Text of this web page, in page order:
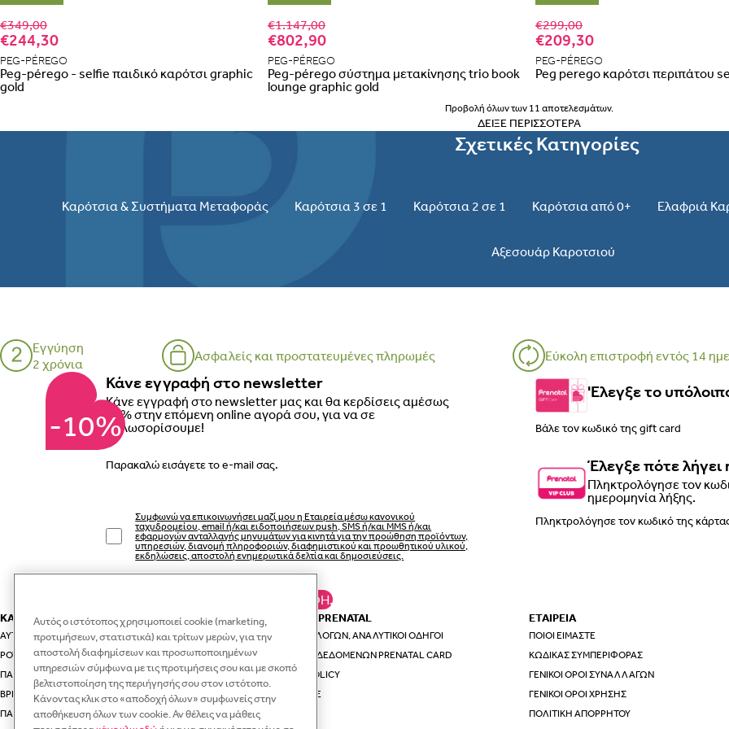
€349,00
€244,30
PEG-PÉREGO
Peg-pérego - selfie παιδικό καρότσι graphic
gold
€1.147,00
€802,90
PEG-PÉREGO
Peg-pérego σύστημα μετακίνησης trio book
lounge graphic gold
€299,00
€209,30
PEG-PÉREGO
Peg perego καρότσι περιπάτου
Προβολή όλων των 11 αποτελεσμάτων.
ΔΕΊΞΕ ΠΕΡΙΣΣΌΤΕΡΑ
Σχετικές Κατηγορίες
Καρότσια & Συστήματα Μεταφοράς Καρότσια 3 σε 1 Καρότσια 2 σε 1 Καρότσια από 0+ Ελαφριά
Αξεσουάρ Καροτσιού
Εγγύηση
2 χρόνια
Ασφαλείς και προστατευμένες πληρωμές Εύκολη επιστροφή εντός 14
-10%
Κάνε εγγραφή στο newsletter
Κάνε εγγραφή στο newsletter μας και θα κερδίσεις αμέσως
10% στην επόμενη online αγορά σου, για να σε
καλωσορίσουμε!
Email
Συμφωνώ να επικοινωνήσει μαζί μου η Εταιρεία μέσω κανονικού
ταχυδρομείου, email ή/και ειδοποιήσεων push, SMS ή/και MMS ή/και
εφαρμογών ανταλλαγής μηνυμάτων για κινητά για την προώθηση προϊόντων,
υπηρεσιών, διανομή πληροφοριών, διαφημιστικού και προωθητικού υλικού,
εκδηλώσεις, αποστολή ενημερωτικά δελτία και δημοσιεύσεις.
ΚΆΝΕ ΕΓΓΡΑΦΉ.
'Ελεγξε το
Έλεγξε πότε
Πληκτρολόγησε τον
ημερομηνία λήξης.
ΚΑΤΗΓΟΡΙΕΣ
ΑΥΤΟΚΊΝΗΤΟ & ΤΑΞΊΔΙ
ΡΟΎΧΑ ΚΑΙ ΑΞΕΣΟΥΆΡ ΓΙΑ ΤΗ ΜΑΜΆ
ΠΑΙΔΙΚΆ ΡΟΎΧΑ
ΒΡΕΦΙΚΆ ΡΟΎΧΑ
ΠΑΙΔΙΚΆ ΠΑΠΟΎΤΣΙΑ
ΕΣΥ ΚΑΙ Η PRENATAL
ΟΔΗΓΟΊ ΕΠΙΛΟΓΏΝ, ΑΝΑΛΥΤΙΚΟΊ ΟΔΗΓΟΊ
ΠΡΟΣΤΑΣΊΑ ΔΕΔΟΜΈΝΩΝ PRENATAL CARD
VIP CLUB POLICY
RECYCLE.ME
ΕΤΑΙΡΕΙΑ
ΠΟΙΟΙ ΕΊΜΑΣΤΕ
ΚΏΔΙΚΑΣ ΣΥΜΠΕΡΙΦΟΡΆΣ
ΓΕΝΙΚΟΊ ΌΡΟΙ ΣΥΝΑΛΛΑΓΏΝ
ΓΕΝΙΚΟΊ ΌΡΟΙ ΧΡΉΣΗΣ
ΠΟΛΙΤΙΚΉ ΑΠΟΡΡΉΤΟΥ
Αυτός ο ιστότοπος χρησιμοποιεί cookie (marketing,
προτιμήσεων, στατιστικά) και τρίτων μερών, για την
αποστολή διαφημίσεων και προσωποποιημένων
υπηρεσιών σύμφωνα με τις προτιμήσεις σου και με σκοπό
βελτιστοποίηση της περιήγησής σου στον ιστότοπο.
Κάνοντας κλικ στο «αποδοχή όλων» συμφωνείς στην
αποθήκευση όλων των cookie. Αν θέλεις να μάθεις